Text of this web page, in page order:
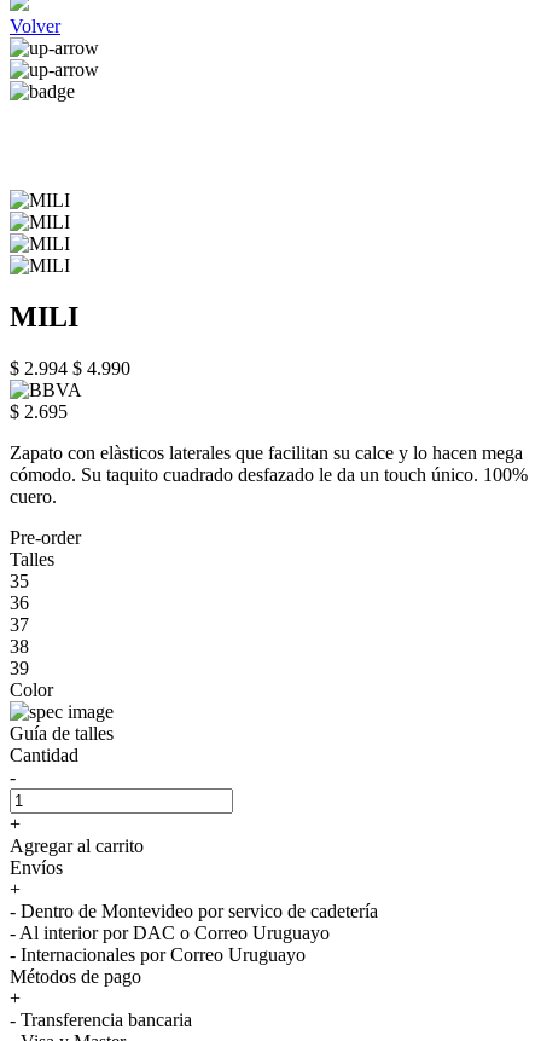
Volver
MILI
$ 2.994 $ 4.990
$ 2.695
Zapato con elàsticos laterales que facilitan su calce y lo hacen mega
cómodo. Su taquito cuadrado desfazado le da un touch único. 100%
cuero.
Pre-order
Talles
35
36
37
38
39
Color
Guía de talles
Cantidad
-
+
Agregar al carrito
Envíos
+
- Dentro de Montevideo por servico de cadetería
- Al interior por DAC o Correo Uruguayo
- Internacionales por Correo Uruguayo
Métodos de pago
+
- Transferencia bancaria